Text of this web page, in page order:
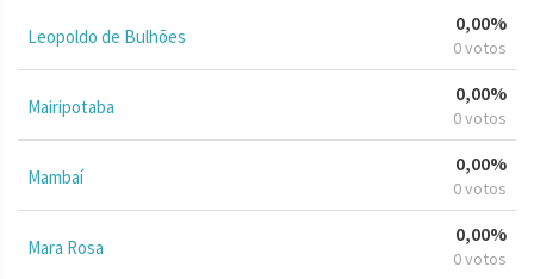
Leopoldo de Bulhões
0,00%
0 votos
Mairipotaba
0,00%
0 votos
Mambaí
0,00%
0 votos
Mara Rosa
0,00%
0 votos